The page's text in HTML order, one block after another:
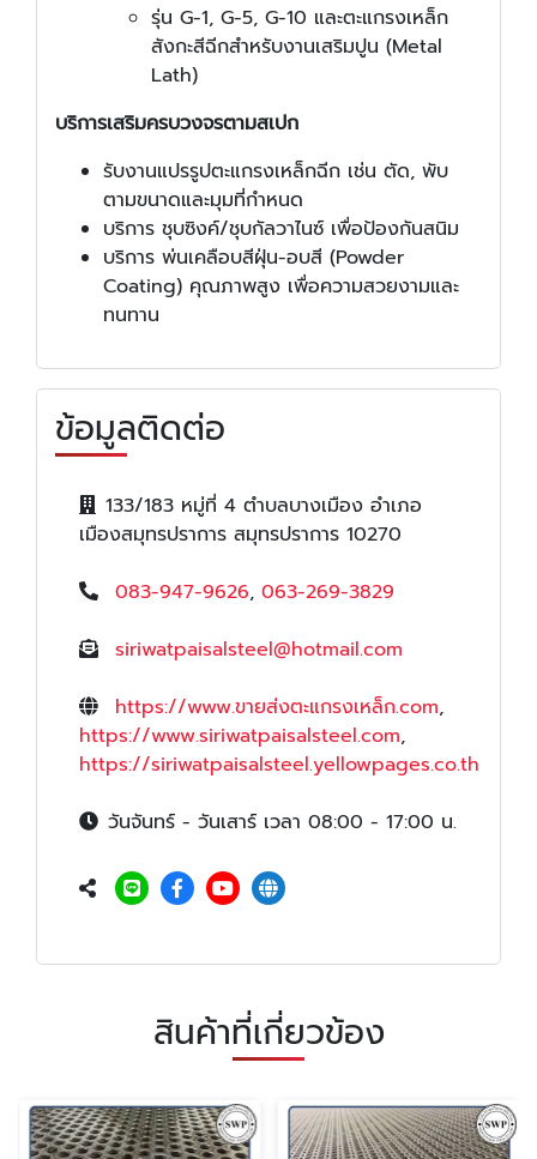
รุ่น G-1, G-5, G-10 และตะแกรงเหล็ก
สังกะสีฉีกสำหรับงานเสริมปูน (Metal
Lath)
บริการเสริมครบวงจรตามสเปก
รับงานแปรรูปตะแกรงเหล็กฉีก เช่น ตัด, พับ
ตามขนาดและมุมที่กำหนด
บริการ ชุบซิงค์/ชุบกัลวาไนซ์ เพื่อป้องกันสนิม
บริการ พ่นเคลือบสีฝุ่น-อบสี (Powder
Coating) คุณภาพสูง เพื่อความสวยงามและ
ทนทาน
ข้อมูลติดต่อ
133/183 หมู่ที่ 4 ตำบลบางเมือง อำเภอ
เมืองสมุทรปราการ สมุทรปราการ 10270
083-947-9626, 063-269-3829
siriwatpaisalsteel@hotmail.com
https://www.ขายส่งตะแกรงเหล็ก.com,
https://www.siriwatpaisalsteel.com,
https://siriwatpaisalsteel.yellowpages.co.th
วันจันทร์ - วันเสาร์ เวลา 08:00 - 17:00 น.
สินค้าที่เกี่ยวข้อง